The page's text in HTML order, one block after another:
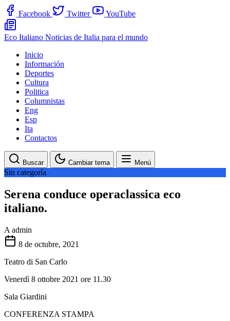
Facebook Twitter YouTube
Eco Italiano Noticias de Italia para el mundo
Inicio
Información
Deportes
Cultura
Politica
Columnistas
Eng
Esp
Ita
Contactos
Buscar Cambiar tema Menú
Sin categoría
Serena conduce operaclassica eco
italiano.
A admin
8 de octubre, 2021
Teatro di San Carlo
Venerdì 8 ottobre 2021 ore 11.30
Sala Giardini
CONFERENZA STAMPA